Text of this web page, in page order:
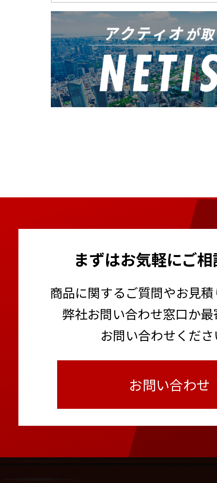
まずはお気軽にご
商品に関するご質問やお見
弊社お問い合わせ窓口か
お問い合わせくだ
お問い合わせ